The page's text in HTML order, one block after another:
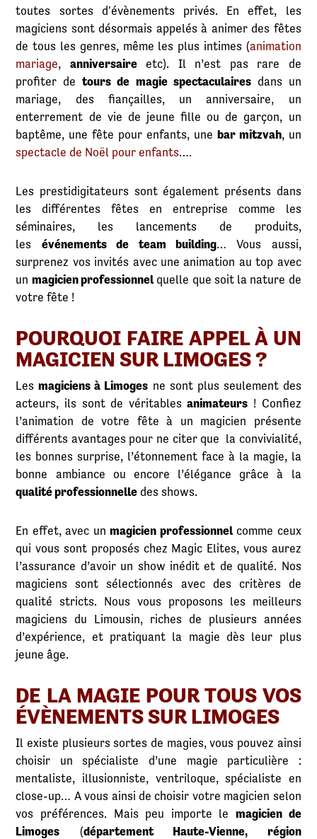
toutes sortes d'évènements privés. En effet, les
magiciens sont désormais appelés à animer des fêtes
de tous les genres, même les plus intimes (animation
mariage, anniversaireetc). Il n’est pas rare de
profiter detours de magie spectaculairesdans un
mariage, des fiançailles, un anniversaire, un
enterrement de vie de jeune fille ou de garçon, un
baptême, une fête pour enfants, une bar mitzvah, un
spectacle de Noël pour enfants….
Les prestidigitateurs sont également présents dans
les différentes fêtes en entreprise comme les
séminaires, les lancements de produits,
les événements de team building… Vous aussi,
surprenez vos invités avec une animation au top avec
un magicien professionnelquelle que soit la nature de
votre fête !
POURQUOI FAIRE APPEL À UN
MAGICIEN SUR LIMOGES ?
Lesmagiciens à Limoges ne sont plus seulement des
acteurs, ils sont de véritablesanimateurs ! Confiez
l’animation de votre fête à un magicien présente
différents avantages pour ne citer que la convivialité,
les bonnes surprise, l’étonnement face à la magie, la
bonne ambiance ou encore l’élégance grâce à la
qualité professionnelle des shows.
En effet, avec unmagicien professionnelcomme ceux
qui vous sont proposés chez Magic Elites, vous aurez
l’assurance d’avoir un show inédit et de qualité. Nos
magiciens sont sélectionnés avec des critères de
qualité stricts. Nous vous proposons les meilleurs
magiciens du Limousin, riches de plusieurs années
d’expérience, et pratiquant la magie dès leur plus
jeune âge.
DE LA MAGIE POUR TOUS VOS
ÉVÈNEMENTS SUR LIMOGES
Il existe plusieurs sortes de magies, vous pouvez ainsi
choisir un spécialiste d’une magie particulière :
mentaliste, illusionniste, ventriloque, spécialiste en
close-up… A vous ainsi de choisir votre magicien selon
vos préférences. Mais peu importe le magicien de
Limoges (département Haute-Vienne, région